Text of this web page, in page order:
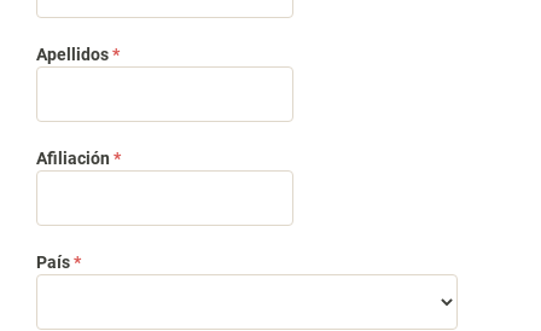
Apellidos*Obligatorio
Afiliación *Obligatorio
País*Obligatorio